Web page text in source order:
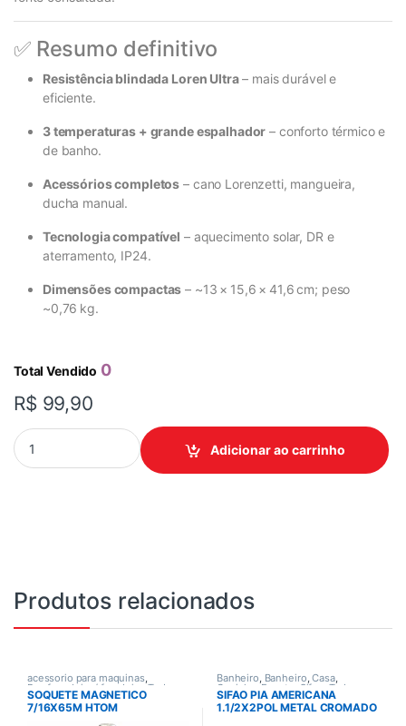
✅ Resumo definitivo
Resistência blindada Loren Ultra– mais durável e
eficiente.
3 temperaturas + grande espalhador – conforto térmico e
de banho.
Acessórios completos – cano Lorenzetti, mangueira,
ducha manual.
Tecnologia compatível – aquecimento solar, DR e
aterramento, IP24.
Dimensões compactas – ~13 × 15,6 × 41,6 cm; peso
~0,76 kg.
Total Vendido 0
R$ 99,90
CHUVEIRO MAXI BANHO ULTRA LORENZETTI quantidade
Adicionar ao carrinho
Produtos relacionados
acessorio para maquinas,
Parafusadeira / furadeira,Todos
SOQUETE MAGNETICO
7/16X65M HTOM
Banheiro, Banheiro,Casa,
Cozinha,Esgoto,Sifao,Todos
SIFAO PIA AMERICANA
1.1/2X2POL METAL CROMADO